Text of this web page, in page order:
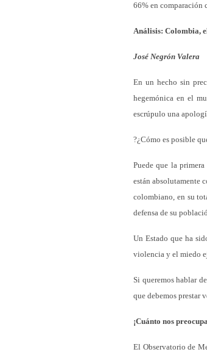
66% en comparación
Análisis: Colombia,
José Negrón Valera
En un hecho sin
hegemónica en el
escrúpulo una
?¿Cómo es posible
Puede que la
están absolutamente
colombiano, en su
defensa de su
Un Estado que ha
violencia y el miedo
Si queremos hablar
que debemos prestar
¡Cuánto nos
El Observatorio de